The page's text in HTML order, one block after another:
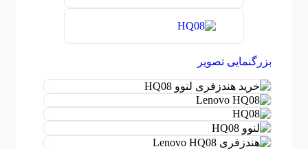
بزرگنمایی تصویر